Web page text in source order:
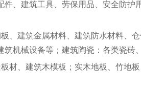
、建筑工具、劳保用品、安全防
、建筑金属材料、建筑防水材料、
机械设备等；建筑陶瓷：各类瓷砖
材、建筑木模板；实木地板、竹地